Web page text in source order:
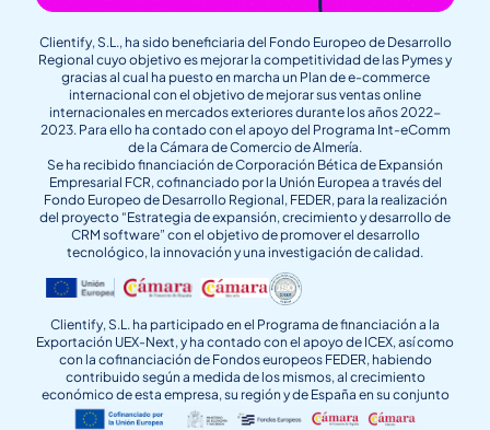
Clientify, S.L., ha sido beneficiaria del Fondo Europeo de Desarrollo
Regional cuyo objetivo es mejorar la competitividad de las Pymes y
gracias al cual ha puesto en marcha un Plan de e-commerce
internacional con el objetivo de mejorar sus ventas online
internacionales en mercados exteriores durante los años 2022-
2023. Para ello ha contado con el apoyo del Programa Int-eComm
de la Cámara de Comercio de Almería.
Se ha recibido financiación de Corporación Bética de Expansión
Empresarial FCR, cofinanciado por la Unión Europea a través del
Fondo Europeo de Desarrollo Regional, FEDER, para la realización
del proyecto “Estrategia de expansión, crecimiento y desarrollo de
CRM software” con el objetivo de promover el desarrollo
tecnológico, la innovación y una investigación de calidad.
Clientify, S.L. ha participado en el Programa de financiación a la
Exportación UEX-Next, y ha contado con el apoyo de ICEX, así como
con la cofinanciación de Fondos europeos FEDER, habiendo
contribuido según a medida de los mismos, al crecimiento
económico de esta empresa, su región y de España en su conjunto